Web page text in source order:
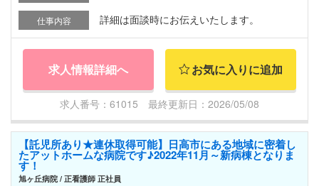
仕事内容 詳細は面談時にお伝えいたします。
求人情報詳細へ お気に入りに追加
求人番号：61015 最終更新日：2026/05/08
【託児所あり★連休取得可能】日高市にある地域に密着し
たアットホームな病院です♪2022年11月～新病棟となりま
す！
旭ヶ丘病院 / 正看護師 正社員